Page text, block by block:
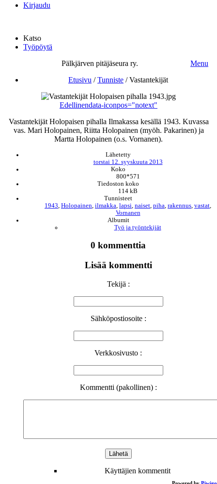
Kirjaudu
Katso
Työpöytä
Pälkjärven pitäjäseura ry.
Menu
Etusivu /Tunniste /Vastantekijät
Edellinendata-iconpos="notext"
Vastantekijät Holopaisen pihalla Ilmakassa kesällä 1943. Kuvassa
vas. Mari Holopainen, Riitta Holopainen (myöh. Pakarinen) ja
Martta Holopainen (o.s. Vornanen).
Lähetetty
torstai 12. syyskuuta 2013
Koko
800*571
Tiedoston koko
114 kB
Tunnisteet
1943 Holopainen ilmakka lapsi naiset piha rakennus vastat
Vornanen
Albumit
Työ ja työntekijät
0 kommenttia
Lisää kommentti
Tekijä :
Sähköpostiosoite :
Verkkosivusto :
Kommentti (pakollinen) :
Käyttäjien kommentit